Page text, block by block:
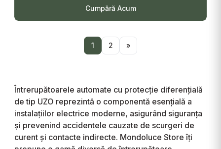
Cumpără Acum
1 2 »
Întrerupătoarele automate cu protecție diferențială
de tip UZO reprezintă o componentă esențială a
instalațiilor electrice moderne, asigurând siguranța
și prevenind accidentele cauzate de scurgeri de
curent și contacte indirecte. Mondoluce Store îți